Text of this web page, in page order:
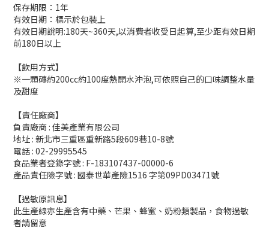
保存期限：1年
有效日期：標示於包裝上
有效日期說明:180天~360天,以消費者收受日起算,至少距有效日期
前180日以上
【飲用方式】
※一顆磚約200cc約100度熱開水沖泡,可依照自己的口味調整水量
及甜度
【責任廠商】
負責廠商 : 佳美產業有限公司
地址 : 新北市三重區重新路5段609巷10-8號
電話 : 02-29995545
食品業者登錄字號 : F-183107437-00000-6
產品責任險字號 : 國泰世華產險1516 字第09PD03471號
【過敏原訊息】
此生產線亦生產含有中藥、芒果、蜂蜜、奶粉類製品，食物過敏
者請留意